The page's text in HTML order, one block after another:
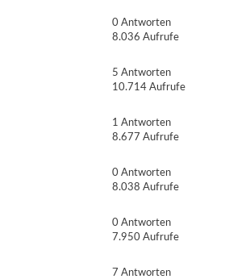
0 Antworten
8.036 Aufrufe
5 Antworten
10.714 Aufrufe
1 Antworten
8.677 Aufrufe
0 Antworten
8.038 Aufrufe
0 Antworten
7.950 Aufrufe
7 Antworten